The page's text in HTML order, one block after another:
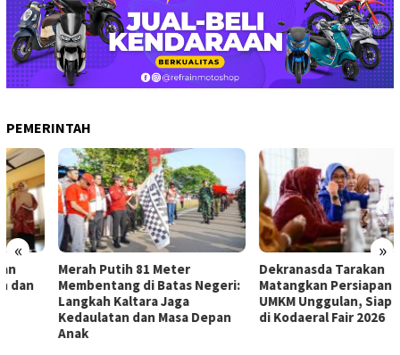
PEMERINTAH
« »
Merah Putih 81 Meter
Membentang di Batas Negeri:
Langkah Kaltara Jaga
Kedaulatan dan Masa Depan
Dekranasda Tarakan
Matangkan Persiapan Produk
UMKM Unggulan, Siap Tampil
di Kodaeral Fair 2026